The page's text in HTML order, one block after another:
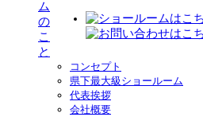
ム
の
こ
と
コンセプト
県下最大級ショールーム
代表挨拶
会社概要